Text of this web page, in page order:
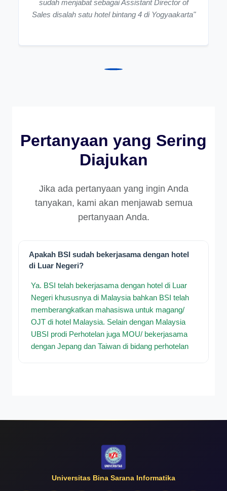
sudah menjabat sebagai Assistant Director of
Sales disalah satu hotel bintang 4 di Yogyaakarta"
Pertanyaan yang Sering
Diajukan
Jika ada pertanyaan yang ingin Anda
tanyakan, kami akan menjawab semua
pertanyaan Anda.
Apakah BSI sudah bekerjasama dengan hotel
di Luar Negeri?
Ya. BSI telah bekerjasama dengan hotel di Luar
Negeri khususnya di Malaysia bahkan BSI telah
memberangkatkan mahasiswa untuk magang/
OJT di hotel Malaysia. Selain dengan Malaysia
UBSI prodi Perhotelan juga MOU/ bekerjasama
dengan Jepang dan Taiwan di bidang perhotelan
Universitas Bina Sarana Informatika